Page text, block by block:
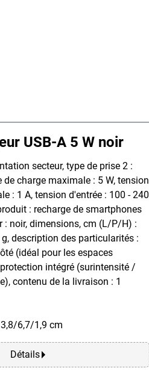
USB-A 5 W noir
secteur, type de prise 2 :
de charge maximale : 5 W, tension
: 1 A, tension d'entrée : 100 - 240
: recharge de smartphones
: noir, dimensions, cm (L/P/H) :
description des particularités :
(idéal pour les espaces
intégré (surintensité /
contenu de la livraison : 1
6,7/1,9 cm
Détails